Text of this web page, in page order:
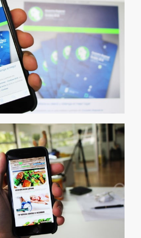
Dinámica de
de
Web